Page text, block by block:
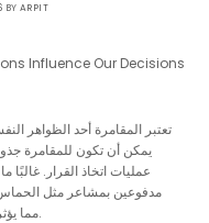
BY ARPIT
Influence Our Decisions
تعتبر المقامرة أحد الظواهر
يمكن أن تكون للمقامرة
عمليات اتخاذ القرار. غالبًا
مدفوعين بمشاعر مثل
، مما يؤثر على كيفية تعاملهم مع هذه القرارات.